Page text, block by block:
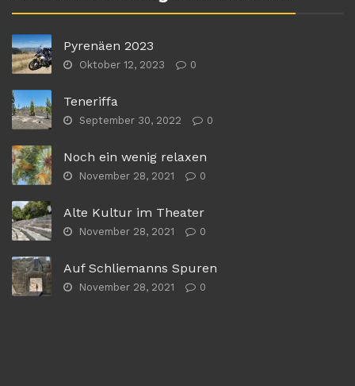
Pyrenäen 2023
Oktober 12, 2023 0
Teneriffa
September 30, 2022 0
Noch ein wenig relaxen
November 28, 2021 0
Alte Kultur im Theater
November 28, 2021 0
Auf Schliemanns Spuren
November 28, 2021 0